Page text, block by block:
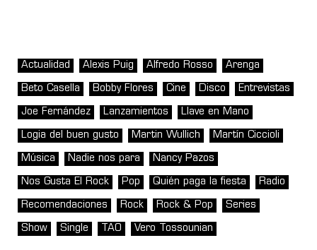
Actualidad Alexis Puig Alfredo Rosso Arenga
Beto Casella Bobby Flores Cine Disco Entrevistas
Joe Fernández Lanzamientos Llave en Mano
Logia del buen gusto Martin Wullich Martín Ciccioli
Música Nadie nos para Nancy Pazos
Nos Gusta El Rock Pop Quién paga la fiesta Radio
Recomendaciones Rock Rock & Pop Series
Show Single TAO Vero Tossounian